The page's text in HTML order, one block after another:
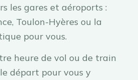
les gares et aéroports :
Toulon-Hyères ou la
pour vous.
heure de vol ou de train
départ pour vous y